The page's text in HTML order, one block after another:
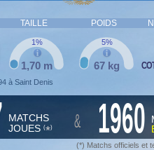
TAILLE POIDS
à Saint Denis
1,70 m
1%
67 kg
5%
MATCHS
JOUES (*) & 1960
(*) Matchs officiels et